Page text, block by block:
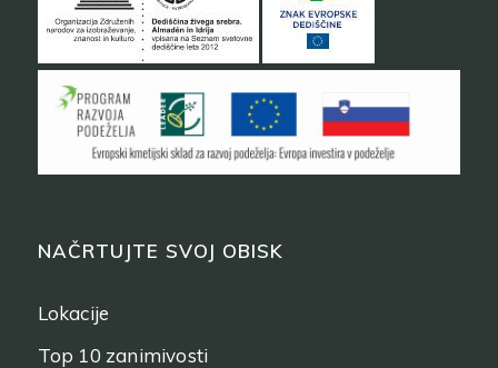
NAČRTUJTE SVOJ OBISK
Lokacije
Top 10 zanimivosti